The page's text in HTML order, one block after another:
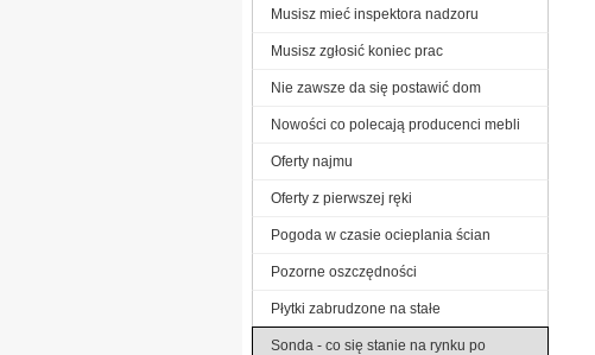
Musisz mieć inspektora nadzoru
Musisz zgłosić koniec prac
Nie zawsze da się postawić dom
Nowości co polecają producenci mebli
Oferty najmu
Oferty z pierwszej ręki
Pogoda w czasie ocieplania ścian
Pozorne oszczędności
Płytki zabrudzone na stałe
Sonda - co się stanie na rynku po